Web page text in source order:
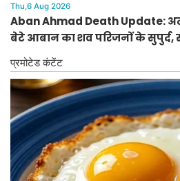
Thu,6 Aug 2026
Aban Ahmad Death Update:
बेटे आबान का शव परिजनों के सुपुर्द,
प्रक्रिया पूरी